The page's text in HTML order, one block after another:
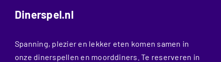
Dinerspel.nl
Spanning, plezier en lekker eten komen samen in
onze dinerspellen en moorddiners. Te reserveren in